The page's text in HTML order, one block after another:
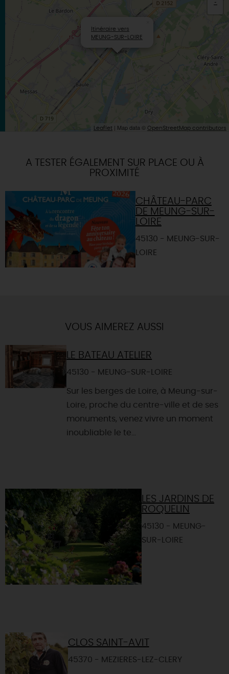
Itinéraire vers
MEUNG-SUR-LOIRE
-
Leaflet | Map data © OpenStreetMap contributors
A TESTER ÉGALEMENT SUR PLACE OU À
PROXIMITÉ
CHÂTEAU-PARC
DE MEUNG-SUR-
LOIRE
45130 - MEUNG-SUR-
LOIRE
VOUS AIMEREZ AUSSI
LE BATEAU ATELIER
45130 - MEUNG-SUR-LOIRE
Sur les berges de Loire, à Meung-sur-
Loire, proche du centre-ville et de ses
monuments, venez vivre un moment
inoubliable le te...
LES JARDINS DE
ROQUELIN
45130 - MEUNG-
SUR-LOIRE
CLOS SAINT-AVIT
45370 - MEZIERES-LEZ-CLERY